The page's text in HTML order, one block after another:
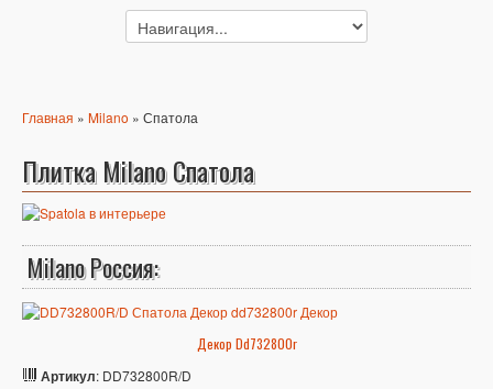
Главная » Milano » Спатола
Плитка Milano Спатола
Milano Россия:
Декор Dd732800r
Артикул: DD732800R/D